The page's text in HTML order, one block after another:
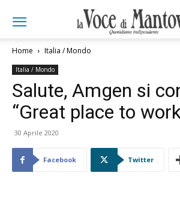
Home Italia / Mondo
Italia / Mondo
Salute, Amgen si
“Great place to
30 Aprile 2020
Facebook Twitter